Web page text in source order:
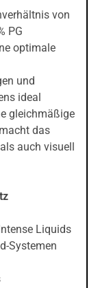
von
PG
optimale
und
ideal
gleichmäßige
das
auch visuell
Liquids
Systemen